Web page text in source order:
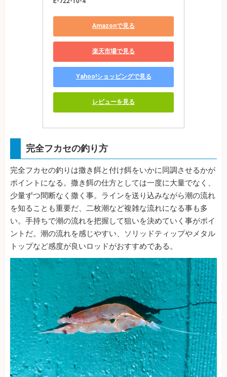
Amazonで見る
楽天市場で見る
Yahoo!ショッピングで見る
レビューを見る
完全フカセの釣り方
完全フカセの釣りは撒き餌と付け餌をいかに同調させるかが
ポイントになる。撒き餌の仕方としては一度に大量でなく、
少量ずつ間断なく撒く事。ラインを送り込みながら潮の流れ
を知ることも重要だ、二枚潮など複雑な流れになる事も多
い。手持ちで潮の流れを把握して狙いを決めていく事がポイ
ントだ。潮の流れを感じやすい、ソリッドティップやメタル
トップなど感度が良いロッドがおすすめである。